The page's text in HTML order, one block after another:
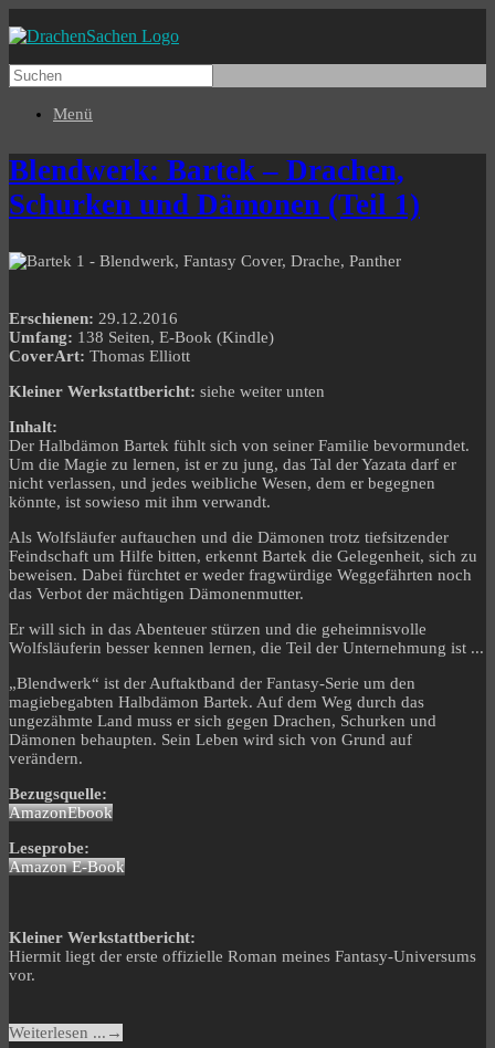
Menü
Blendwerk: Bartek – Drachen,
Schurken und Dämonen (Teil 1)
Erschienen: 29.12.2016
Umfang: 138 Seiten, E-Book (Kindle)
CoverArt: Thomas Elliott
Kleiner Werkstattbericht: siehe weiter unten
Inhalt:
Der Halbdämon Bartek fühlt sich von seiner Familie bevormundet.
Um die Magie zu lernen, ist er zu jung, das Tal der Yazata darf er
nicht verlassen, und jedes weibliche Wesen, dem er begegnen
könnte, ist sowieso mit ihm verwandt.
Als Wolfsläufer auftauchen und die Dämonen trotz tiefsitzender
Feindschaft um Hilfe bitten, erkennt Bartek die Gelegenheit, sich zu
beweisen. Dabei fürchtet er weder fragwürdige Weggefährten noch
das Verbot der mächtigen Dämonenmutter.
Er will sich in das Abenteuer stürzen und die geheimnisvolle
Wolfsläuferin besser kennen lernen, die Teil der Unternehmung ist ...
„Blendwerk“ ist der Auftaktband der Fantasy-Serie um den
magiebegabten Halbdämon Bartek. Auf dem Weg durch das
ungezähmte Land muss er sich gegen Drachen, Schurken und
Dämonen behaupten. Sein Leben wird sich von Grund auf
verändern.
Bezugsquelle:
AmazonEbook
Leseprobe:
Amazon E-Book
Kleiner Werkstattbericht:
Hiermit liegt der erste offizielle Roman meines Fantasy-Universums
vor.
Weiterlesen ... →